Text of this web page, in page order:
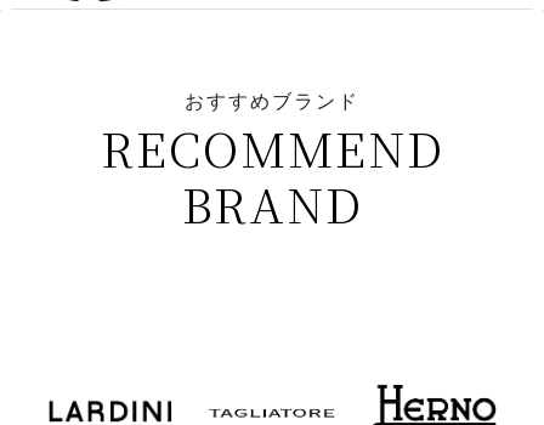
おすすめブランド
RECOMMEND
BRAND